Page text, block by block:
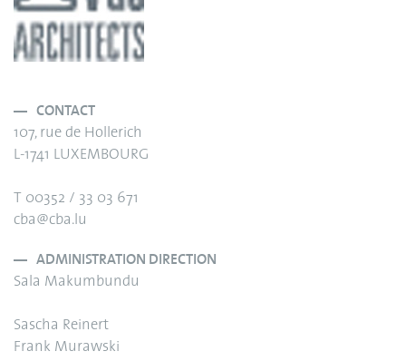
CONTACT
107, rue de Hollerich
L-1741 LUXEMBOURG
T 00352 / 33 03 671
cba@cba.lu
ADMINISTRATION DIRECTION
Sala Makumbundu
Sascha Reinert
Frank Murawski